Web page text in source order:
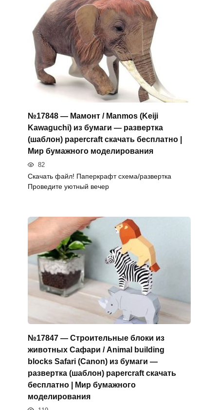
№17848 — Мамонт / Manmos (Keiji
Kawaguchi) из бумаги — развертка
(шаблон) papercraft скачать бесплатно |
Мир бумажного моделирования
82
Скачать файл! Паперкрафт схема/развертка
Проведите уютный вечер
№17847 — Строительные блоки из
животных Сафари / Animal building
blocks Safari (Canon) из бумаги —
развертка (шаблон) papercraft скачать
бесплатно | Мир бумажного
моделирования